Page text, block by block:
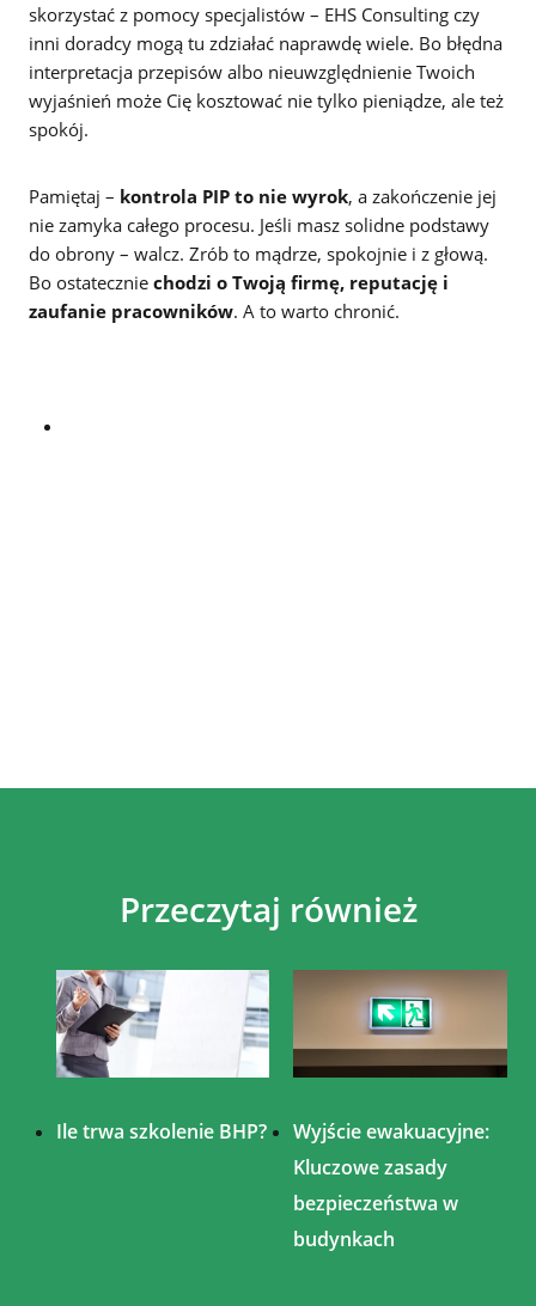
skorzystać z pomocy specjalistów – EHS Consulting czy
inni doradcy mogą tu zdziałać naprawdę wiele. Bo błędna
interpretacja przepisów albo nieuwzględnienie Twoich
wyjaśnień może Cię kosztować nie tylko pieniądze, ale też
spokój.
Pamiętaj – kontrola PIP to nie wyrok, a zakończenie jej
nie zamyka całego procesu. Jeśli masz solidne podstawy
do obrony – walcz. Zrób to mądrze, spokojnie i z głową.
Bo ostatecznie chodzi o Twoją firmę, reputację i
zaufanie pracowników. A to warto chronić.
Przeczytaj również
Ile trwa szkolenie BHP?
Wyjście ewakuacyjne:
Kluczowe zasady
bezpieczeństwa w
budynkach